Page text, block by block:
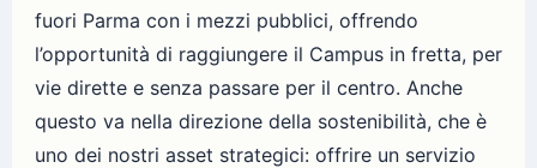
fuori Parma con i mezzi pubblici, offrendo
l’opportunità di raggiungere il Campus in fretta, per
vie dirette e senza passare per il centro. Anche
questo va nella direzione della sostenibilità, che è
uno dei nostri asset strategici: offrire un servizio